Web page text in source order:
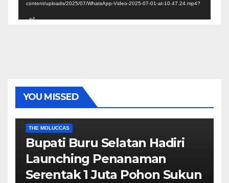
content/uploads/2025/07/WhatsApp-Video-2025-07-01-at-10.47.24.mp4?
_=4
YOU MISSED
THE MOLUCCAS
Bupati Buru Selatan Hadiri
Launching Penanaman
Serentak 1 Juta Pohon Sukun